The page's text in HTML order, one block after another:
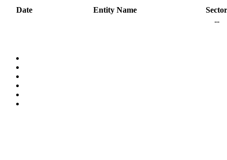
Date Entity Name
Sector
--